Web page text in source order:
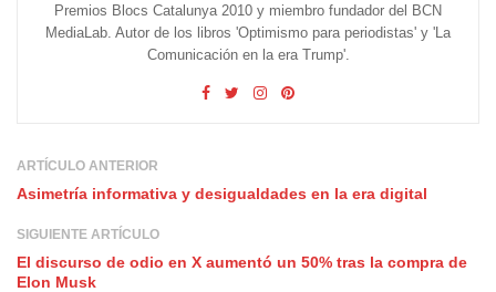
Premios Blocs Catalunya 2010 y miembro fundador del BCN
MediaLab. Autor de los libros 'Optimismo para periodistas' y 'La
Comunicación en la era Trump'.
ARTÍCULO ANTERIOR
Asimetría informativa y desigualdades en la era digital
SIGUIENTE ARTÍCULO
El discurso de odio en X aumentó un 50% tras la compra de
Elon Musk